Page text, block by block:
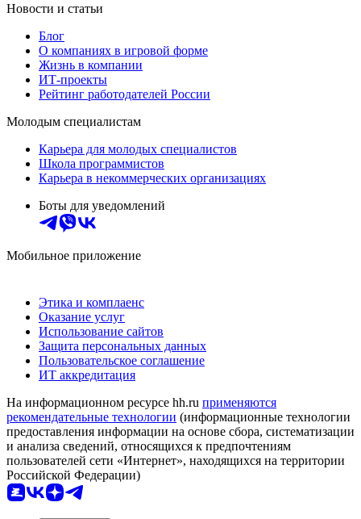
Новости и статьи
Блог
О компаниях в игровой форме
Жизнь в компании
ИТ-проекты
Рейтинг работодателей России
Молодым специалистам
Карьера для молодых специалистов
Школа программистов
Карьера в некоммерческих организациях
Боты для уведомлений
Мобильное приложение
Этика и комплаенс
Оказание услуг
Использование сайтов
Защита персональных данных
Пользовательское соглашение
ИТ аккредитация
На информационном ресурсе hh.ru применяются
рекомендательные технологии (информационные технологии
предоставления информации на основе сбора, систематизации
и анализа сведений, относящихся к предпочтениям
пользователей сети «Интернет», находящихся на территории
Российской Федерации)